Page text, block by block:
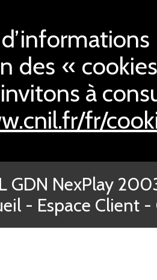
des «
à
fr/
GDN NexPlay
- Espace Client -